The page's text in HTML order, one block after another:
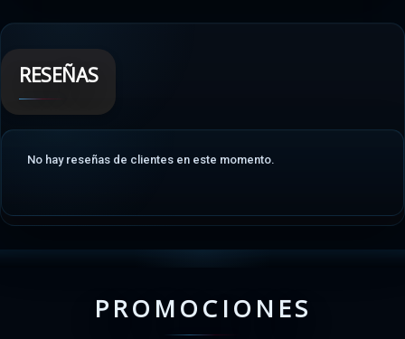
RESEÑAS
No hay reseñas de clientes en este momento.
PROMOCIONES